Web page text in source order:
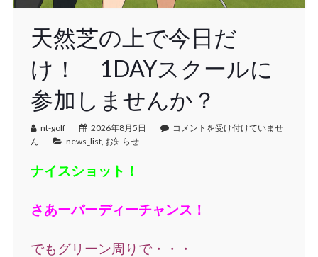
天然芝の上で今日だ
け！ 1DAYスクールに
参加しませんか？
nt-golf 2026年8月5日
コメントを受け付けていませ
ん
news_list, お知らせ
ナイスショット！
さあーバーディーチャンス！
でもグリーン周りで・・・